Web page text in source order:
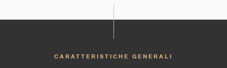
CARATTERISTICHE GENERALI